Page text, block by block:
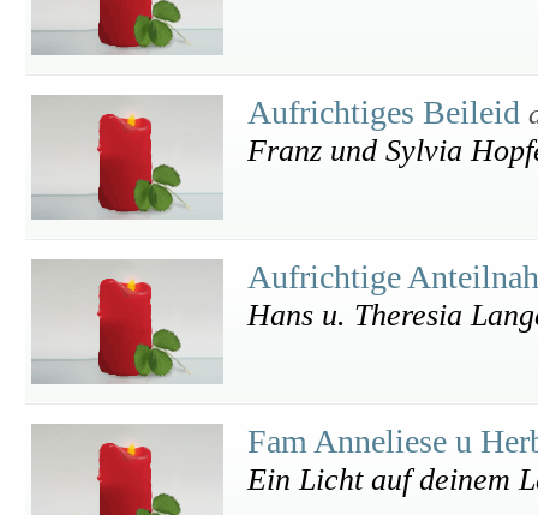
Aufrichtiges Beileid
Franz und Sylvia
Aufrichtige
Hans u. Theresia
Fam Anneliese u
Ein Licht auf deinem